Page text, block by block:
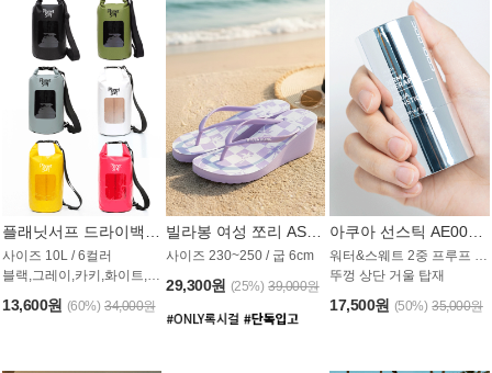
사이즈 10L / 6컬러
블랙,그레이,카키,화이트,옐로우,핑크
13,600원 (60%) 34,000원
사이즈 230~250 / 굽 6cm
29,300원 (25%) 39,000원
워터&스웨트 2중 프루프 / SPF 50+
뚜껑 상단 거울 탑재
17,500원 (50%) 35,000원